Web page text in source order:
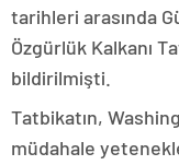
tarihleri arasında
Özgürlük Kalkanı
bildirilmişti.
Tatbikatın,
müdahale